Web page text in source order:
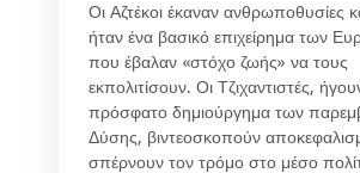
Οι Αζτέκοι έκαναν ανθρωποθυσίες
ήταν ένα βασικό επιχείρημα των
που έβαλαν «στόχο ζωής» να τους
εκπολιτίσουν. Οι Τζιχαντιστές,
πρόσφατο δημιούργημα των
Δύσης, βιντεοσκοπούν
σπέρνουν τον τρόμο στο μέσο